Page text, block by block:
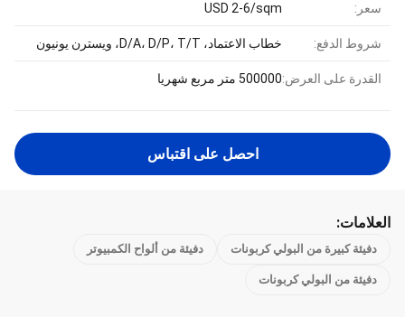
سعر: USD 2-6/sqm
شروط الدفع: خطاب الاعتماد، D/A، D/P، T/T، ويسترن يونيون
القدرة على العرض:500000 متر مربع شهريا
احصل على اقتباس
العلامات:
دفيئة كبيرة من البولي كربونات دفيئة من ألواح الكمبيوتر
دفيئة من البولي كربونات